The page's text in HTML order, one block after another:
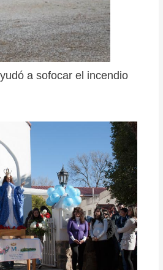
a sofocar el incendio